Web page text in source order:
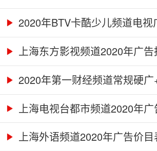
2020年BTV卡酷少儿频道电视
上海东方影视频道2020年广告
2020年第一财经频道常规硬
上海电视台都市频道2020年
上海外语频道2020年广告价目